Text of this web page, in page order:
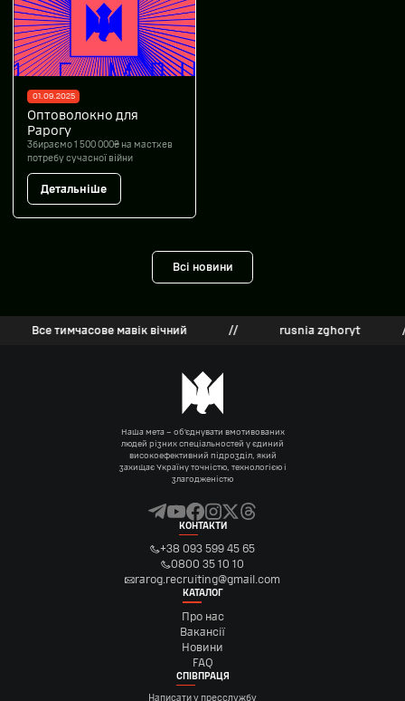
01.09.2025
Оптоволокно для
Рарогу
Збираємо 1 500 000₴ на мастхев
потребу сучасної війни
Детальніше
Всі новини
Все тимчасове мавік вічний rusnia zghoryt
Наша мета – об’єднувати вмотивованих
людей різних спеціальностей у єдиний
високоефективний підрозділ, який
захищає Україну точністю, технологією і
злагодженістю
КОНТАКТИ
+38 093 599 45 65
0800 35 10 10
rarog.recruiting@gmail.com
КАТАЛОГ
Про нас
Вакансії
Новини
FAQ
СПІВПРАЦЯ
Написати у пресслужбу